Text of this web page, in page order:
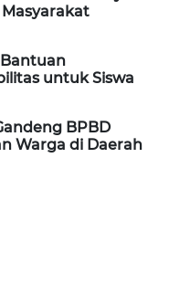
Bantuan
untuk Siswa
BPBD
Warga di Daerah